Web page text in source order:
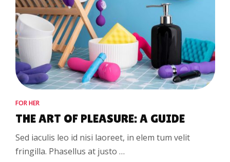
FOR HER
THE ART OF PLEASURE: A GUIDE
Sed iaculis leo id nisi laoreet, in elem tum velit
fringilla. Phasellus at justo …